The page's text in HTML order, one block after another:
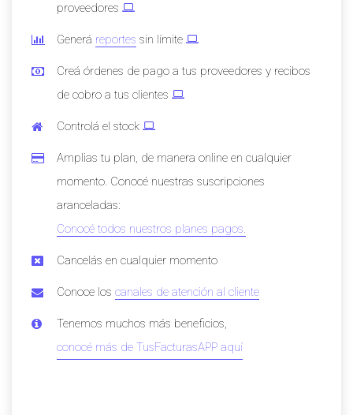
proveedores
Generá reportes sin límite
Creá órdenes de pago a tus proveedores y recibos
de cobro a tus clientes
Controlá el stock
Amplias tu plan, de manera online en cualquier
momento. Conocé nuestras suscripciones
aranceladas:
Conocé todos nuestros planes pagos.
Cancelás en cualquier momento
Conoce loscanales de atención al cliente
Tenemos muchos más beneficios,
conocé más de TusFacturasAPP aquí